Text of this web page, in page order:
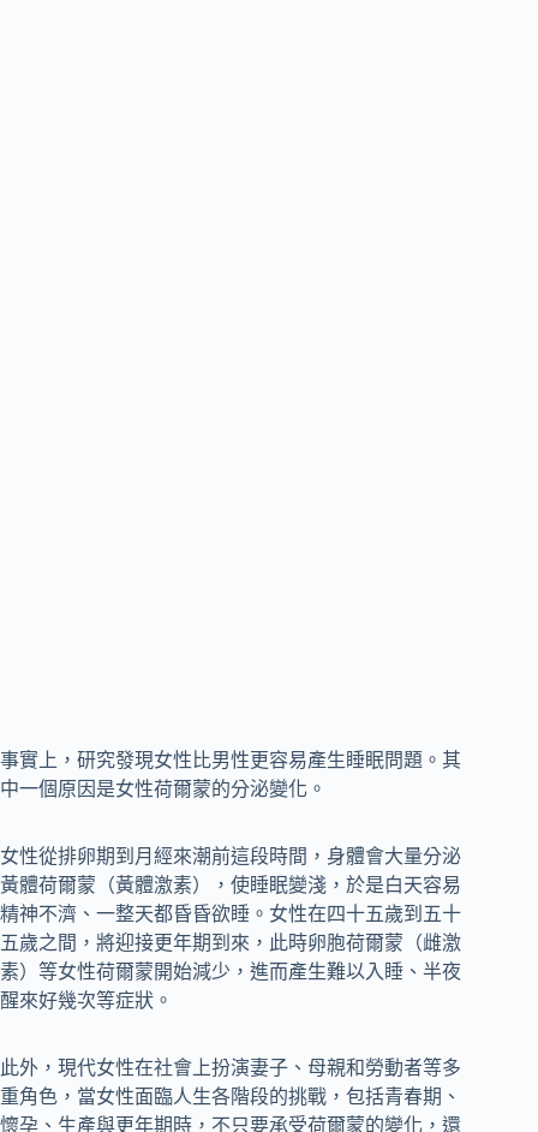
事實上，研究發現女性比男性更容易產生睡眠問題。其
中一個原因是女性荷爾蒙的分泌變化。
女性從排卵期到月經來潮前這段時間，身體會大量分泌
黃體荷爾蒙（黃體激素），使睡眠變淺，於是白天容易
精神不濟、一整天都昏昏欲睡。女性在四十五歲到五十
五歲之間，將迎接更年期到來，此時卵胞荷爾蒙（雌激
素）等女性荷爾蒙開始減少，進而產生難以入睡、半夜
醒來好幾次等症狀。
此外，現代女性在社會上扮演妻子、母親和勞動者等多
重角色，當女性面臨人生各階段的挑戰，包括青春期、
懷孕、生產與更年期時，不只要承受荷爾蒙的變化，還